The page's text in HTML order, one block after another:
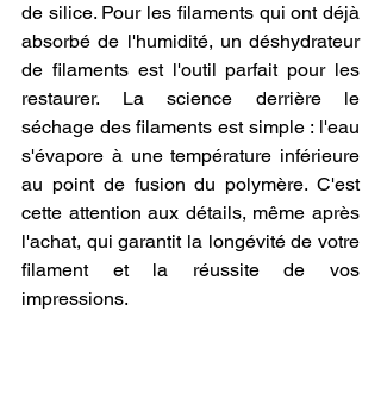
de silice. Pour les filaments qui ont déjà
absorbé de l'humidité, un déshydrateur
de filaments est l'outil parfait pour les
restaurer. La science derrière le
séchage des filaments est simple : l'eau
s'évapore à une température inférieure
au point de fusion du polymère. C'est
cette attention aux détails, même après
l'achat, qui garantit la longévité de votre
filament et la réussite de vos
impressions.